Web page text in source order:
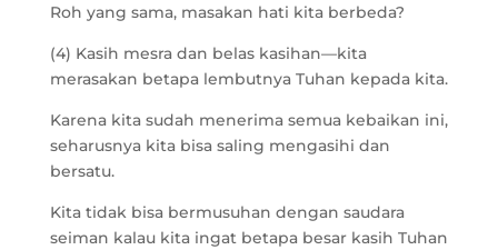
Roh yang sama, masakan hati kita berbeda?
(4) Kasih mesra dan belas kasihan—kita
merasakan betapa lembutnya Tuhan kepada kita.
Karena kita sudah menerima semua kebaikan ini,
seharusnya kita bisa saling mengasihi dan
bersatu.
Kita tidak bisa bermusuhan dengan saudara
seiman kalau kita ingat betapa besar kasih Tuhan